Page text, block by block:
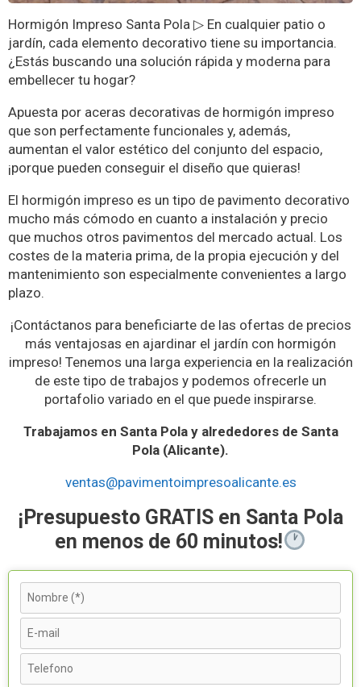
Hormigón Impreso Santa Pola ▷ En cualquier patio o
jardín, cada elemento decorativo tiene su importancia.
¿Estás buscando una solución rápida y moderna para
embellecer tu hogar?
Apuesta por aceras decorativas de hormigón impreso
que son perfectamente funcionales y, además,
aumentan el valor estético del conjunto del espacio,
¡porque pueden conseguir el diseño que quieras!
El hormigón impreso es un tipo de pavimento decorativo
mucho más cómodo en cuanto a instalación y precio
que muchos otros pavimentos del mercado actual. Los
costes de la materia prima, de la propia ejecución y del
mantenimiento son especialmente convenientes a largo
plazo.
¡Contáctanos para beneficiarte de las ofertas de precios
más ventajosas en ajardinar el jardín con hormigón
impreso! Tenemos una larga experiencia en la realización
de este tipo de trabajos y podemos ofrecerle un
portafolio variado en el que puede inspirarse.
Trabajamos en Santa Pola y alrededores de Santa
Pola (Alicante).
ventas@pavimentoimpresoalicante.es
¡Presupuesto GRATIS en Santa Pola
en menos de 60 minutos!